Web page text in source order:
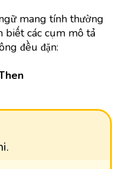
mang tính thường
biết các cụm mô tả
đều đặn: